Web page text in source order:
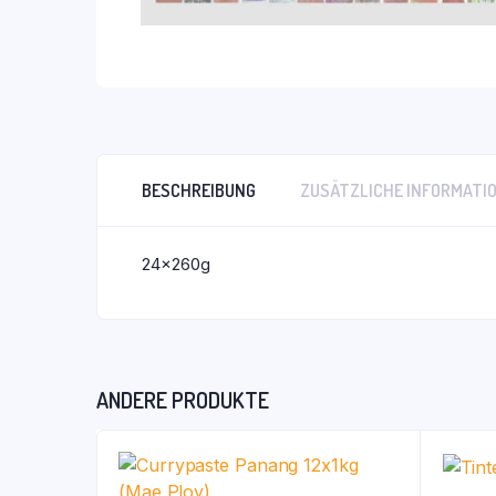
BESCHREIBUNG ZUSÄTZLICHE
24x260g
ANDERE PRODUKTE